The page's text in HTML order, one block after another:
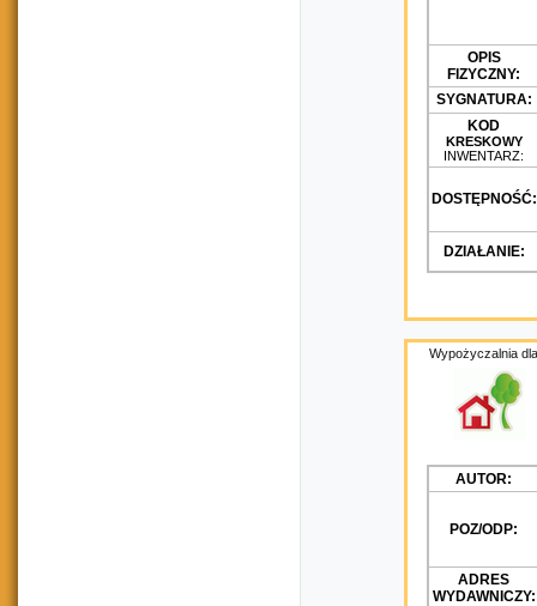
OPIS
FIZYCZNY:
SYGNATURA:
KOD
KRESKOWY
INWENTARZ:
DOSTĘPNOŚĆ:
DZIAŁANIE:
Wypożyczalnia
AUTOR:
POZ/ODP:
ADRES
WYDAWNICZY: